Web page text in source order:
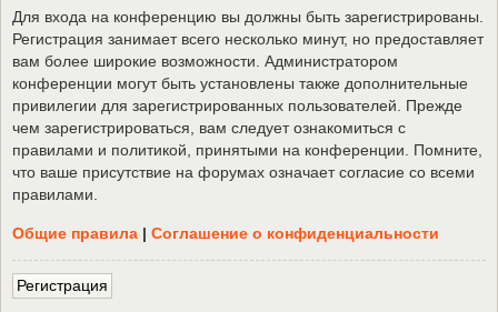
Для входа на конференцию вы должны быть зарегистрированы.
Регистрация занимает всего несколько минут, но предоставляет
вам более широкие возможности. Администратором
конференции могут быть установлены также дополнительные
привилегии для зарегистрированных пользователей. Прежде
чем зарегистрироваться, вам следует ознакомиться с
правилами и политикой, принятыми на конференции. Помните,
что ваше присутствие на форумах означает согласие со всеми
правилами.
Общие правила | Соглашение о конфиденциальности
Регистрация